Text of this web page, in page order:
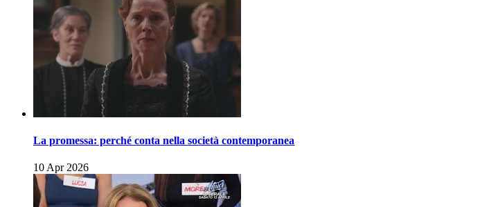
La promessa: perché conta nella società contemporanea
10 Apr 2026